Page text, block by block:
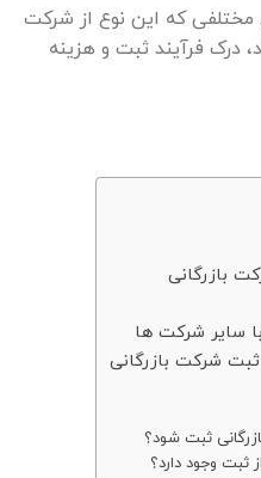
که این نوع از شرکت
درک فرآیند ثبت و هزینه
بازرگانی
سایر شرکت ها
شرکت بازرگانی
ثبت شود؟
ثبت وجود دارد؟